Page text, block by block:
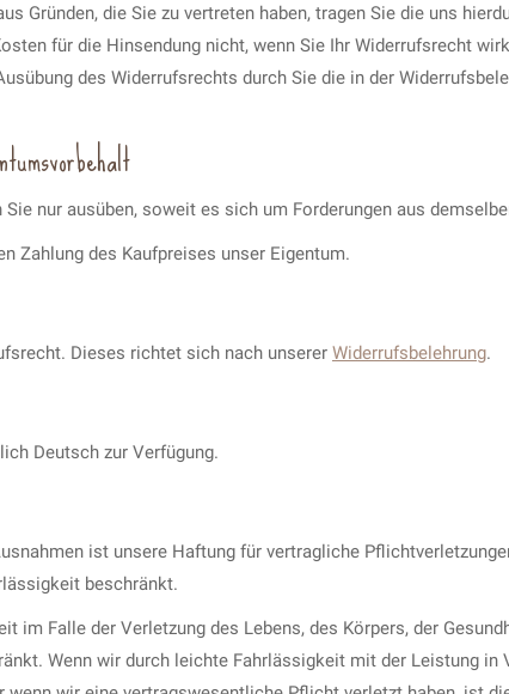
Gründen, die Sie zu vertreten haben, tragen Sie die uns
für die Hinsendung nicht, wenn Sie Ihr Widerrufsrecht
des Widerrufsrechts durch Sie die in der
nur ausüben, soweit es sich um Forderungen aus
Zahlung des Kaufpreises unser Eigentum.
Dieses richtet sich nach unserer Widerrufsbelehrung.
Deutsch zur Verfügung.
ist unsere Haftung für vertragliche
beschränkt.
im Falle der Verletzung des Lebens, des Körpers, der
Wenn wir durch leichte Fahrlässigkeit mit der Leistung in